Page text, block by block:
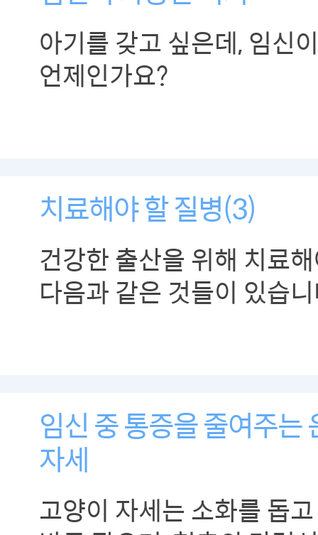
아기를 갖고 싶은데, 임신
언제인가요?
치료해야 할 질병(3)
건강한 출산을 위해 치료
다음과 같은 것들이 있습
임신 중 통증을 줄여주는
자세
고양이 자세는 소화를 돕